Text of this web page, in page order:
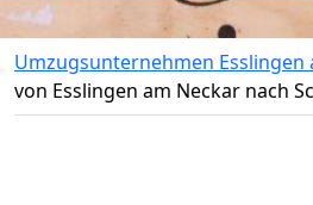
Umzugsunternehmen Esslingen
von Esslingen am Neckar nach